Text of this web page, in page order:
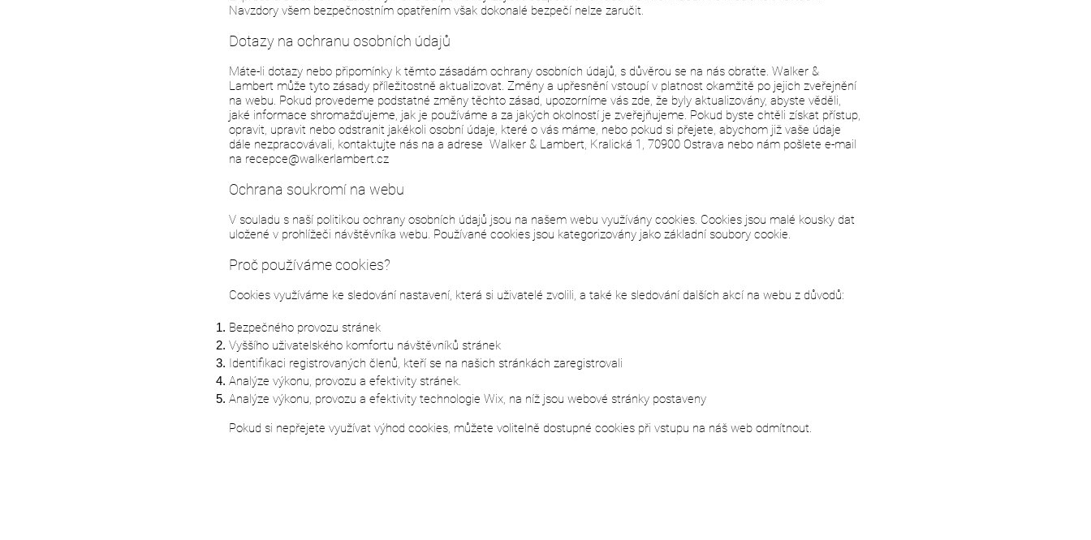
Navzdory všem bezpečnostním opatřením však dokonalé bezpečí nelze zaručit.
Dotazy na ochranu osobních údajů
Máte-li dotazy nebo připomínky k těmto zásadám ochrany osobních údajů, s důvěrou se na nás obraťte. Walker &
Lambert může tyto zásady příležitostně aktualizovat. Změny a upřesnění vstoupí v platnost okamžitě po jejich zveřejnění
na webu. Pokud provedeme podstatné změny těchto zásad, upozorníme vás zde, že byly aktualizovány, abyste věděli,
jaké informace shromažďujeme, jak je používáme a za jakých okolností je zveřejňujeme. Pokud byste chtěli získat přístup,
opravit, upravit nebo odstranit jakékoli osobní údaje, které o vás máme, nebo pokud si přejete, abychom již vaše údaje
dále nezpracovávali, kontaktujte nás na a adrese Walker & Lambert, Kralická 1, 70900 Ostrava nebo nám pošlete e-mail
na recepce@walkerlambert.cz
Ochrana soukromí na webu
V souladu s naší politikou ochrany osobních údajů jsou na našem webu využívány cookies. Cookies jsou malé kousky dat
uložené v prohlížeči návštěvníka webu. Používané cookies jsou kategorizovány jako základní soubory cookie.
Proč používáme cookies?
Cookies využíváme ke sledování nastavení, která si uživatelé zvolili, a také ke sledování dalších akcí na webu z důvodů:
Bezpečného provozu stránek
Vyššího uživatelského komfortu návštěvníků stránek
Identifikaci registrovaných členů, kteří se na našich stránkách zaregistrovali
Analýze výkonu, provozu a efektivity stránek.
Analýze výkonu, provozu a efektivity technologie Wix, na níž jsou webové stránky postaveny
Pokud si nepřejete využívat výhod cookies, můžete volitelně dostupné cookies při vstupu na náš web odmítnout.